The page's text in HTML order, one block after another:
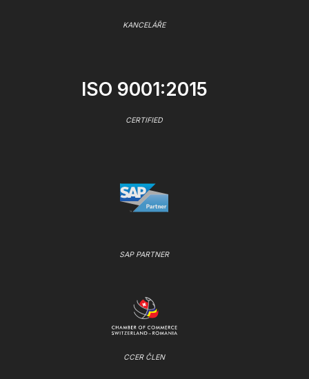
KANCELÁŘE
ISO 9001:2015
CERTIFIED
SAP PARTNER
CCER ČLEN